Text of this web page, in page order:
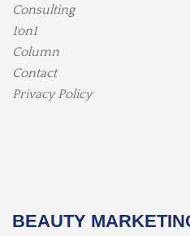
Consulting
1on1
Column
Contact
Privacy Policy
BEAUTY